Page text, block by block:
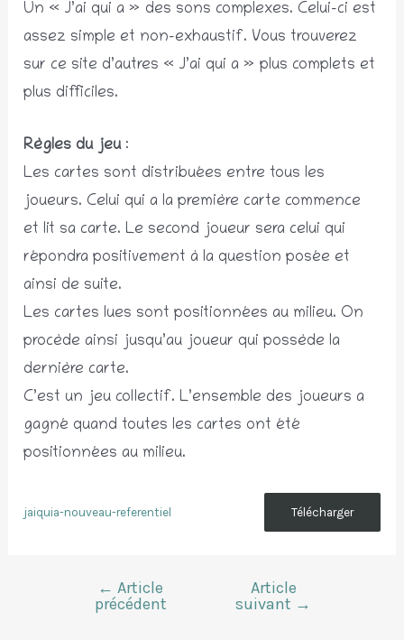
Un « J’ai qui a » des sons complexes. Celui-ci est
assez simple et non-exhaustif. Vous trouverez
sur ce site d’autres « J’ai qui a » plus complets et
plus difficiles.
Règles du jeu:
Les cartes sont distribuées entre tous les
joueurs. Celui qui a la première carte commence
et lit sa carte. Le second joueur sera celui qui
répondra positivement à la question posée et
ainsi de suite.
Les cartes lues sont positionnées au milieu. On
procède ainsi jusqu’au joueur qui possède la
dernière carte.
C’est un jeu collectif. L’ensemble des joueurs a
gagné quand toutes les cartes ont été
positionnées au milieu.
jaiquia-nouveau-referentiel Télécharger
Navigation
← Article
précédent
Article
suivant →